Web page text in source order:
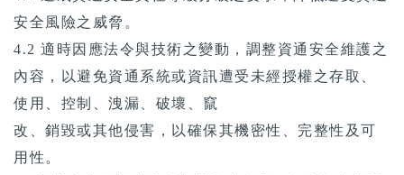
安全風險之威脅。
4.2 適時因應法令與技術之變動，調整資通安全維護之
內容，以避免資通系統或資訊遭受未經授權之存取、
使用、控制、洩漏、破壞、竄
改、銷毀或其他侵害，以確保其機密性、完整性及可
用性。